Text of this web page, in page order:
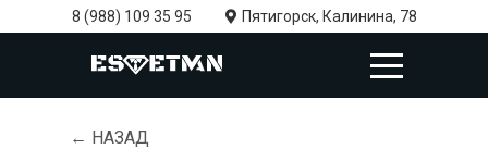
8 (988) 109 35 95 Пятигорск, Калинина, 78
← НАЗАД